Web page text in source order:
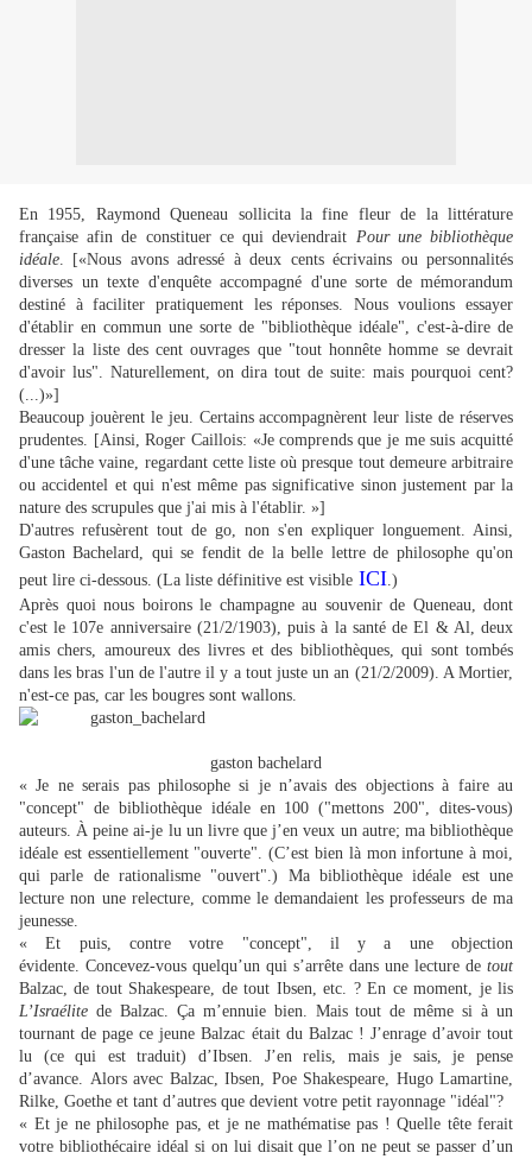
En 1955, Raymond Queneau sollicita la fine fleur de la littérature
française afin de constituer ce qui deviendrait Pour une bibliothèque
idéale.
[«Nous avons adressé à deux cents écrivains ou personnalités
diverses un texte d'enquête accompagné d'une sorte de mémorandum
destiné à faciliter pratiquement les réponses. Nous voulions essayer
d'établir en commun une sorte de "bibliothèque idéale", c'est-à-dire de
dresser la liste des cent ouvrages que "tout honnête homme se devrait
d'avoir lus". Naturellement, on dira tout de suite: mais pourquoi cent?
(...)»]
Beaucoup jouèrent le jeu. Certains accompagnèrent leur liste de réserves
prudentes. [Ainsi, Roger Caillois: «Je comprends que je me suis acquitté
d'une tâche vaine, regardant cette liste où presque tout demeure arbitraire
ou accidentel et qui n'est même pas significative sinon justement par la
nature des scrupules que j'ai mis à l'établir. »]
D'autres refusèrent tout de go, non s'en expliquer longuement. Ainsi,
Gaston Bachelard, qui se fendit de la belle lettre de philosophe qu'on
peut lire ci-dessous. (La liste définitive est visible ICI.)
Après quoi nous boirons le champagne au souvenir de Queneau, dont
c'est le 107e anniversaire (21/2/1903), puis à la santé de El & Al, deux
amis chers, amoureux des livres et des bibliothèques, qui sont tombés
dans les bras l'un de l'autre il y a tout juste un an (21/2/2009). A Mortier,
n'est-ce pas, car les bougres sont wallons.
gaston bachelard
« Je ne serais pas philosophe si je n’avais des objections à faire au
"concept" de bibliothèque idéale en 100 ("mettons 200", dites-vous)
auteurs. À peine ai-je lu un livre que j’en veux un autre; ma bibliothèque
idéale est essentiellement "ouverte". (C’est bien là mon infortune à moi,
qui parle de rationalisme "ouvert".) Ma bibliothèque idéale est une
lecture non une relecture, comme le demandaient les professeurs de ma
jeunesse.
« Et puis, contre votre "concept", il y a une objection
évidente. Concevez-vous quelqu’un qui s’arrête dans une lecture de tout
Balzac, de tout Shakespeare, de tout Ibsen, etc. ? En ce moment, je lis
L’Israélite de Balzac. Ça m’ennuie bien. Mais tout de même si à un
tournant de page ce jeune Balzac était du Balzac ! J’enrage d’avoir tout
lu (ce qui est traduit) d’Ibsen.
J’en relis, mais je sais, je pense
d’avance. Alors avec Balzac, Ibsen, Poe Shakespeare, Hugo Lamartine,
Rilke, Goethe et tant d’autres que devient votre petit rayonnage "idéal"?
« Et je ne philosophe pas, et je ne mathématise pas ! Quelle tête ferait
votre bibliothécaire idéal si on lui disait que l’on ne peut se passer d’un